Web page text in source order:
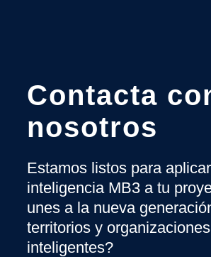
Contacta
nosotros
Estamos listos para
inteligencia MB3 a tu
unes a la nueva
territorios y organizaciones
inteligentes?